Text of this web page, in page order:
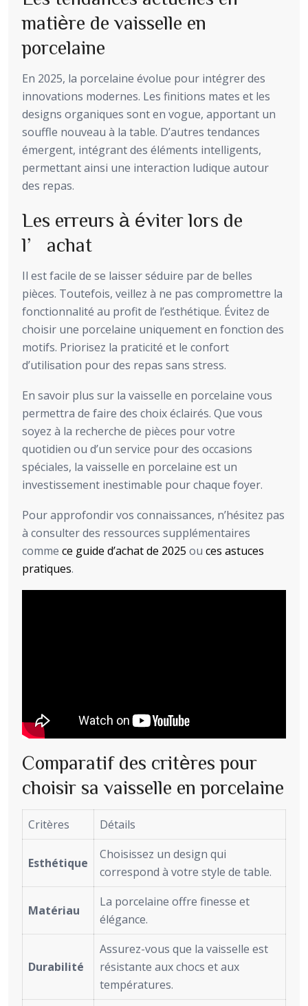
matière de vaisselle en
porcelaine
En 2025, la porcelaine évolue pour intégrer des
innovations modernes. Les finitions mates et les
designs organiques sont en vogue, apportant un
souffle nouveau à la table. D’autres tendances
émergent, intégrant des éléments intelligents,
permettant ainsi une interaction ludique autour
des repas.
Les erreurs à éviter lors de
l’achat
Il est facile de se laisser séduire par de belles
pièces. Toutefois, veillez à ne pas compromettre la
fonctionnalité au profit de l’esthétique. Évitez de
choisir une porcelaine uniquement en fonction des
motifs. Priorisez la praticité et le confort
d’utilisation pour des repas sans stress.
En savoir plus sur la vaisselle en porcelaine vous
permettra de faire des choix éclairés. Que vous
soyez à la recherche de pièces pour votre
quotidien ou d’un service pour des occasions
spéciales, la vaisselle en porcelaine est un
investissement inestimable pour chaque foyer.
Pour approfondir vos connaissances, n’hésitez pas
à consulter des ressources supplémentaires
comme ce guide d’achat de 2025 ou ces astuces
pratiques.
Comparatif des critères pour
choisir sa vaisselle en porcelaine
Critères Détails
Esthétique
Choisissez un design qui
correspond à votre style de table.
Matériau
La porcelaine offre finesse et
élégance.
Durabilité
Assurez-vous que la vaisselle est
résistante aux chocs et aux
températures.